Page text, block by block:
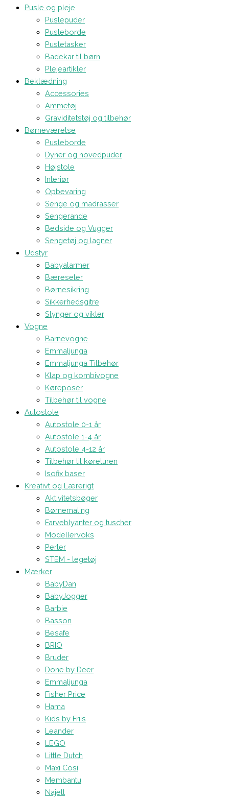
Pusle og pleje
Puslepuder
Pusleborde
Pusletasker
Badekar til børn
Plejeartikler
Beklædning
Accessories
Ammetøj
Graviditetstøj og tilbehør
Børneværelse
Pusleborde
Dyner og hovedpuder
Højstole
Interiør
Opbevaring
Senge og madrasser
Sengerande
Bedside og Vugger
Sengetøj og lagner
Udstyr
Babyalarmer
Bæreseler
Børnesikring
Sikkerhedsgitre
Slynger og vikler
Vogne
Barnevogne
Emmaljunga
Emmaljunga Tilbehør
Klap og kombivogne
Køreposer
Tilbehør til vogne
Autostole
Autostole 0-1 år
Autostole 1-4 år
Autostole 4-12 år
Tilbehør til køreturen
Isofix baser
Kreativt og Lærerigt
Aktivitetsbøger
Børnemaling
Farveblyanter og tuscher
Modellervoks
Perler
STEM - legetøj
Mærker
BabyDan
BabyJogger
Barbie
Basson
Besafe
BRIO
Bruder
Done by Deer
Emmaljunga
Fisher Price
Hama
Kids by Friis
Leander
LEGO
Little Dutch
Maxi Cosi
Membantu
Najell